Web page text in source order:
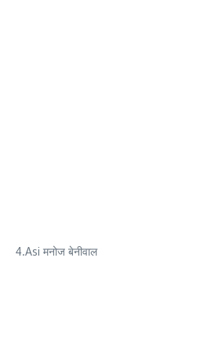
4.Asi मनोज बेनीवाल